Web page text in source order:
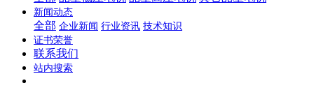
新闻动态
全部 企业新闻 行业资讯 技术知识
证书荣誉
联系我们
站内搜索